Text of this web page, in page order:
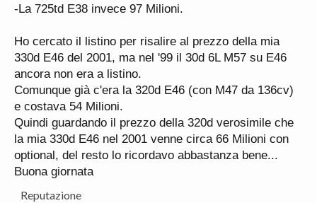
-La 725td E38 invece 97 Milioni.
Ho cercato il listino per risalire al prezzo della mia
330d E46 del 2001, ma nel '99 il 30d 6L M57 su E46
ancora non era a listino.
Comunque già c'era la 320d E46 (con M47 da 136cv)
e costava 54 Milioni.
Quindi guardando il prezzo della 320d verosimile che
la mia 330d E46 nel 2001 venne circa 66 Milioni con
optional, del resto lo ricordavo abbastanza bene...
Buona giornata
Reputazione